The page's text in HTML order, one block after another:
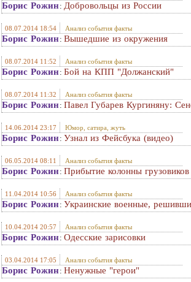
Борис Рожин: Добровольцы из России
08.07.2014 18:54 Анализ события факты
Борис Рожин: Вышедшие из окружения
08.07.2014 11:52 Анализ события факты
Борис Рожин: Бой на КПП "Должанский"
08.07.2014 11:32 Анализ события факты
Борис Рожин: Павел Губарев Кургиняну:
14.06.2014 23:17 Юмор, сатира, жуть
Борис Рожин: Узнал из Фейсбука (видео)
06.05.2014 08:11 Анализ события факты
Борис Рожин: Прибытие колонны
11.04.2014 10:56 Анализ события факты
Борис Рожин: Украинские военные,
10.04.2014 20:57 Анализ события факты
Борис Рожин: Одесские зарисовки
03.04.2014 17:05 Анализ события факты
Борис Рожин: Ненужные "герои"